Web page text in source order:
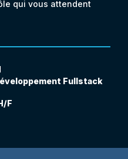
qui vous attendent
Fullstack
F